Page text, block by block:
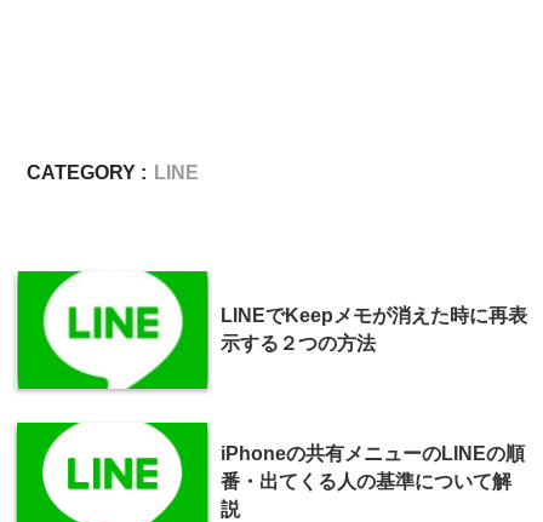
CATEGORY : LINE
LINEでKeepメモが消えた時に再表
示する２つの方法
iPhoneの共有メニューのLINEの順
番・出てくる人の基準について解
説